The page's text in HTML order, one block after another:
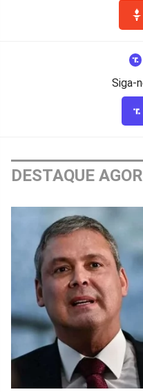
Siga-
DESTAQUE